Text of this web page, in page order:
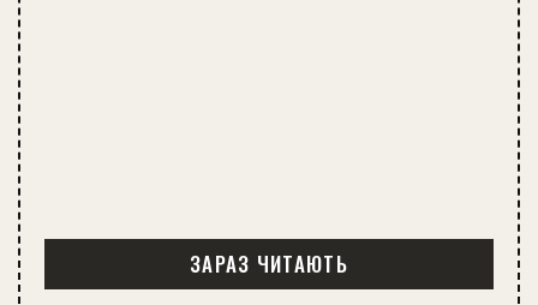
ЗАРАЗ ЧИТАЮТЬ